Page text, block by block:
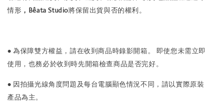
情形 ， Bêata Studio將保留出貨與否的權利。
● 為保障雙方權益，請在收到商品時錄影開箱。 即使您未需立即
使用，也務必於收到時先開箱檢查商品是否完好。
● 因拍攝光線角度問題及每台電腦顯色情況不同，請以實際原裝
產品為主。